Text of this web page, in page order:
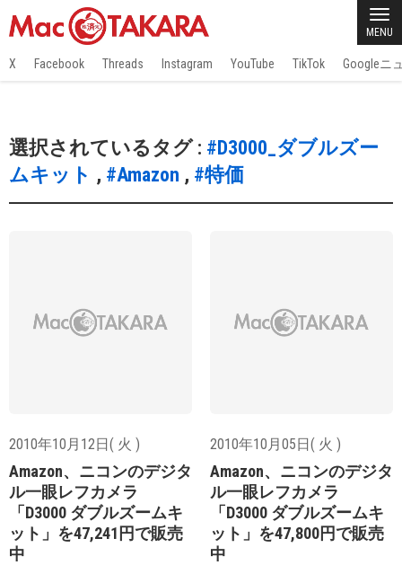
MENU
X Facebook Threads Instagram YouTube TikTok Googleニ
選択されているタグ : #D3000_ダブルズー
ムキット , #Amazon , #特価
2010年10月12日( 火 )
Amazon、ニコンのデジタ
ル一眼レフカメラ
「D3000 ダブルズームキ
ット」を47,241円で販売
中
2010年10月05日( 火 )
Amazon、ニコンのデジタ
ル一眼レフカメラ
「D3000 ダブルズームキ
ット」を47,800円で販売
中